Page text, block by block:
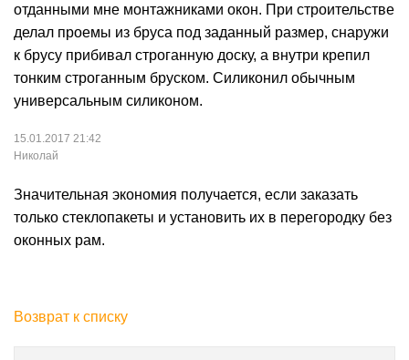
отданными мне монтажниками окон. При строительстве
делал проемы из бруса под заданный размер, снаружи
к брусу прибивал строганную доску, а внутри крепил
тонким строганным бруском. Силиконил обычным
универсальным силиконом.
15.01.2017 21:42
Николай
Значительная экономия получается, если заказать
только стеклопакеты и установить их в перегородку без
оконных рам.
Возврат к списку